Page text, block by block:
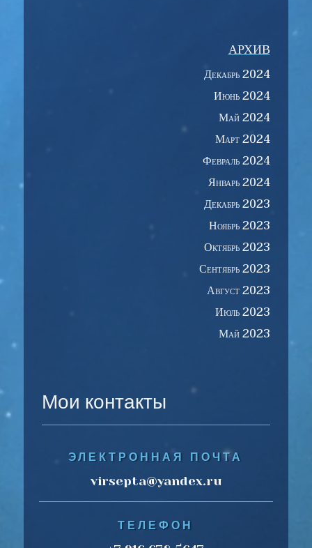
АРХИВ
Декабрь 2024
Июнь 2024
Май 2024
Март 2024
Февраль 2024
Январь 2024
Декабрь 2023
Ноябрь 2023
Октябрь 2023
Сентябрь 2023
Август 2023
Июль 2023
Май 2023
Мои контакты
ЭЛЕКТРОННАЯ ПОЧТА
virsepta@yandex.ru
ТЕЛЕФОН